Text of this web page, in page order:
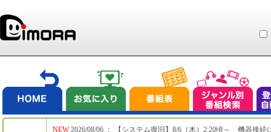
NEW2026/08/06 ： 【システム復旧】8/6（木）2:20頃～ 機器接続